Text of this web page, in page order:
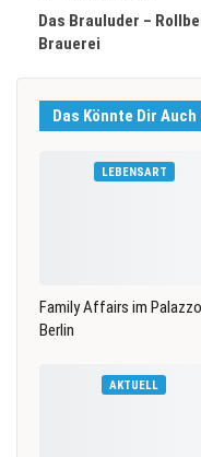
Das Brauluder –
Brauerei
Das Könnte Dir
LEBENSART
Family Affairs im Palazzo
Berlin
AKTUELL